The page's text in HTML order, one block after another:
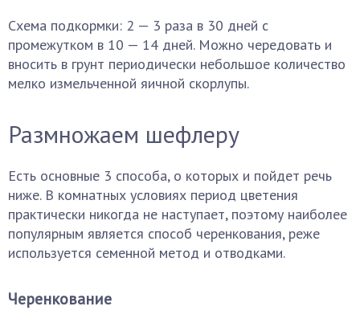
Схема подкормки: 2 — 3 раза в 30 дней с
промежутком в 10 — 14 дней. Можно чередовать и
вносить в грунт периодически небольшое количество
мелко измельченной яичной скорлупы.
Размножаем шефлеру
Есть основные 3 способа, о которых и пойдет речь
ниже. В комнатных условиях период цветения
практически никогда не наступает, поэтому наиболее
популярным является способ черенкования, реже
используется семенной метод и отводками.
Черенкование